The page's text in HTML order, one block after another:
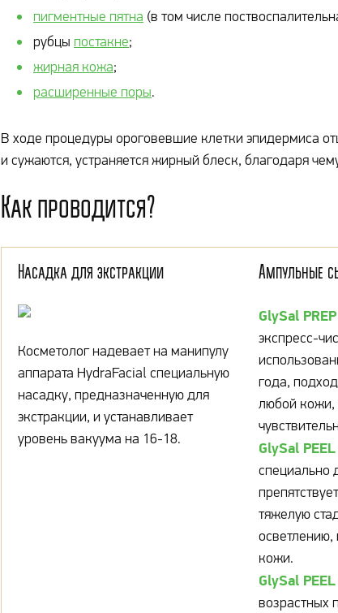
пигментные пятна (в том числе
рубцы постакне;
жирная кожа;
расширенные поры.
В ходе процедуры ороговевшие клетки эпидермиса
и сужаются, устраняется жирный блеск, благодаря
Как проводится?
Насадка для экстракции
Косметолог надевает на манипулу
аппарата HydraFacial специальную
насадку, предназначенную для
экстракции, и устанавливает
уровень вакуума на 16-18.
Ампульные
GlySal PREP
экспресс-
года,
любой кожи,
GlySal PEEL
специально
тяжелую
кожи.
GlySal
возрастных